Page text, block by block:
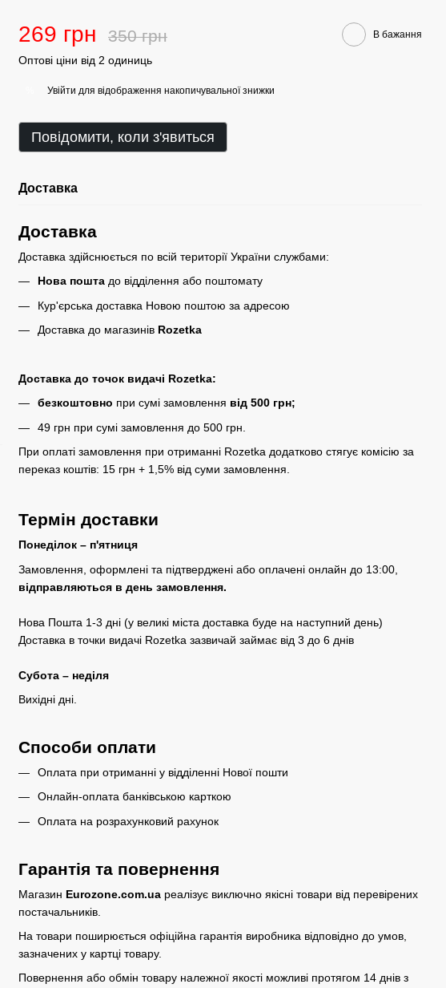
269 грн 350 грн В бажання
Оптові ціни від 2 одиниць
Увійти для відображення накопичувальної знижки
Повідомити, коли з'явиться
Доставка
Доставка
Доставка здійснюється по всій території України службами:
Нова пошта до відділення або поштомату
Кур'єрська доставка Новою поштою за адресою
Доставка до магазинів Rozetka
Доставка до точок видачі Rozetka:
безкоштовно при сумі замовлення від 500 грн;
49 грн при сумі замовлення до 500 грн.
При оплаті замовлення при отриманні Rozetka додатково стягує комісію за
переказ коштів: 15 грн + 1,5% від суми замовлення.
Термін доставки
Понеділок – п'ятниця
Замовлення, оформлені та підтверджені або оплачені онлайн до 13:00,
відправляються в день замовлення.
Нова Пошта 1-3 дні (у великі міста доставка буде на наступний день)
Доставка в точки видачі Rozetka зазвичай займає від 3 до 6 днів
Субота – неділя
Вихідні дні.
Способи оплати
Оплата при отриманні у відділенні Нової пошти
Онлайн-оплата банківською карткою
Оплата на розрахунковий рахунок
Гарантія та повернення
Магазин Eurozone.com.ua реалізує виключно якісні товари від перевірених
постачальників.
На товари поширюється офіційна гарантія виробника відповідно до умов,
зазначених у картці товару.
Повернення або обмін товару належної якості можливі протягом 14 днів з